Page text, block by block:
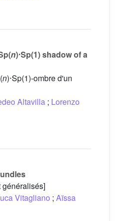
n)⋅Sp(1) shadow of a
n)⋅Sp(1)-ombre d'un
Altavilla ; Lorenzo
généralisés]
Vitagliano ; Aïssa